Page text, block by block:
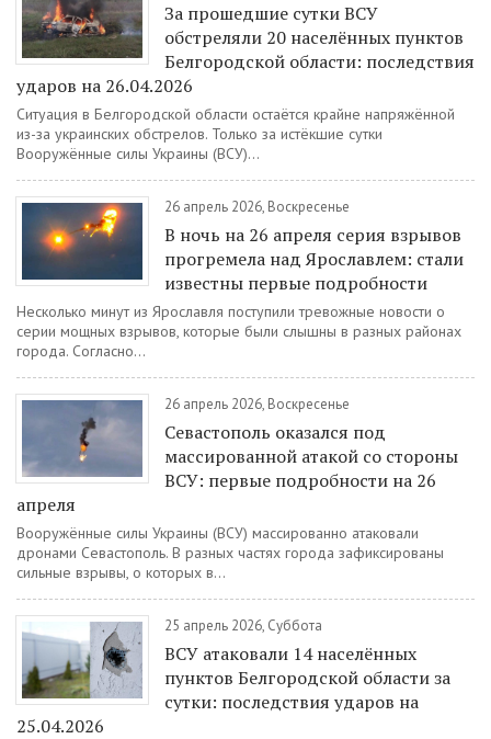
За прошедшие сутки ВСУ
обстреляли 20 населённых пунктов
Белгородской области: последствия
ударов на 26.04.2026
Ситуация в Белгородской области остаётся крайне напряжённой
из-за украинских обстрелов. Только за истёкшие сутки
Вооружённые силы Украины (ВСУ)...
26 апрель 2026, Воскресенье
В ночь на 26 апреля серия взрывов
прогремела над Ярославлем: стали
известны первые подробности
Несколько минут из Ярославля поступили тревожные новости о
серии мощных взрывов, которые были слышны в разных районах
города. Согласно...
26 апрель 2026, Воскресенье
Севастополь оказался под
массированной атакой со стороны
ВСУ: первые подробности на 26
апреля
Вооружённые силы Украины (ВСУ) массированно атаковали
дронами Севастополь. В разных частях города зафиксированы
сильные взрывы, о которых в...
25 апрель 2026, Суббота
ВСУ атаковали 14 населённых
пунктов Белгородской области за
сутки: последствия ударов на
25.04.2026